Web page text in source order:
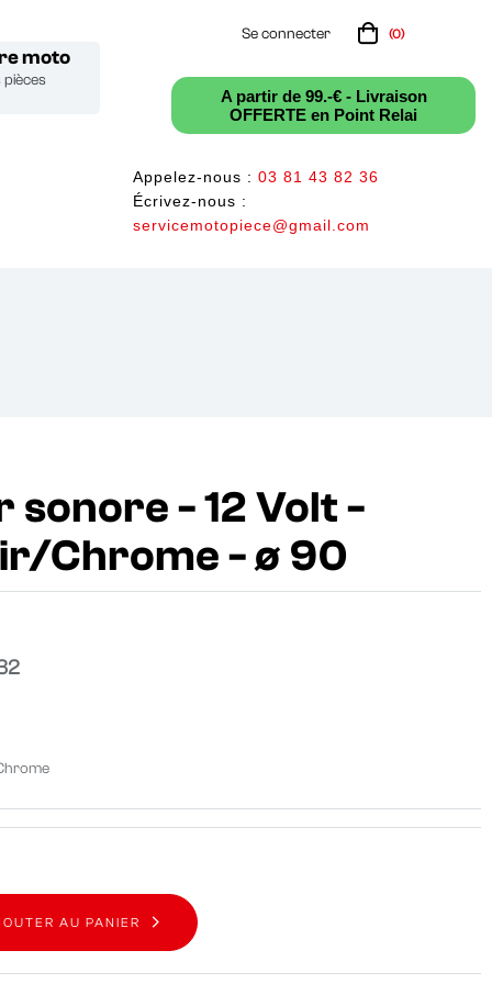
moto
Se connecter (0)
A partir de 99.-€ - Livraison
OFFERTE en Point Relai
Appelez-nous : 03 81 43 82 36
Écrivez-nous :
servicemotopiece@gmail.com
- 12 Volt -
Chrome - ø 90
AU PANIER